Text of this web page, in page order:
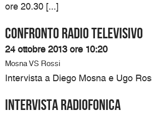
ore 20.30 [...]
Confronto radio televisivo
24 ottobre 2013 ore 10:20
Mosna VS Rossi
Intervista a Diego Mosna e Ugo
Intervista Radiofonica